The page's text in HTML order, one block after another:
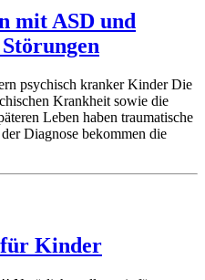
mit ASD und
psychisch kranker Kinder Die
Krankheit sowie die
Leben haben traumatische
Diagnose bekommen die
für Kinder